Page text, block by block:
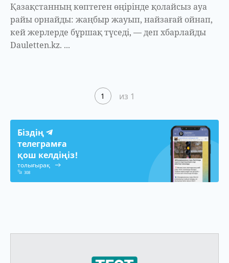
Қазақстанның көптеген өңірінде қолайсыз ауа
райы орнайды: жаңбыр жауып, найзағай ойнап,
кей жерлерде бұршақ түседі, — деп хбарлайды
Dauletten.kz. ...
1 из 1
Біздің
телеграмға
қош келдіңіз!
толығырақ
308